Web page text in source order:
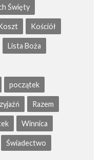
Święty
Kościół
Lista Boża
początek
Razem
Winnica
Świadectwo